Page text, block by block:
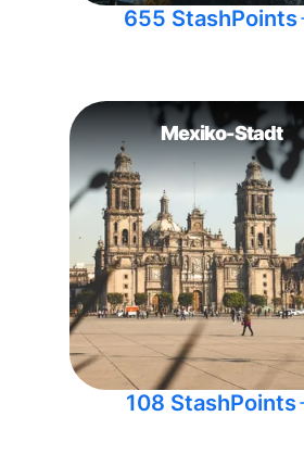
655 StashPoints
Mexiko-Stadt
108 StashPoints